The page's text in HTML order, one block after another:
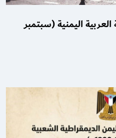
العربية اليمنية (سبتمبر